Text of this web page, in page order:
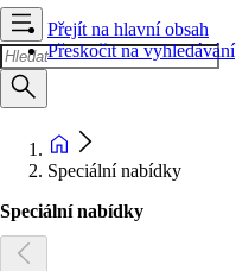
Přejít na hlavní obsah
Přeskočit na vyhledávání
Speciální nabídky
Speciální nabídky